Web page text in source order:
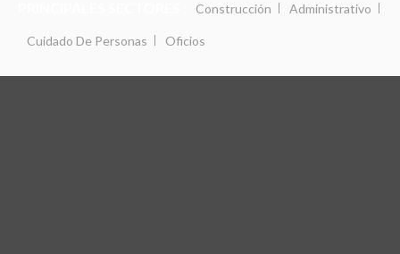
Construcción Administrativo
Cuidado De Personas Oficios